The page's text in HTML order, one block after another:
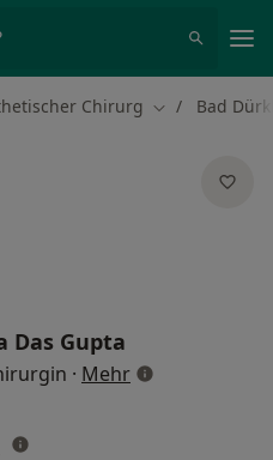
Chirurg Stadt ändern
Bad
Das Gupta
· Mehrüber